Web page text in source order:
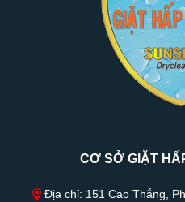
CƠ SỞ GIẶT
Địa chỉ: 151 Cao Thắng,